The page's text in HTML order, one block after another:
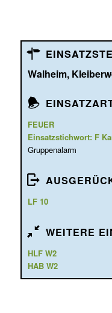
Walheim,
FEUER
Einsatzstichwort: F
Gruppenalarm
LF 10
WEITERE
HLF W2
HAB W2